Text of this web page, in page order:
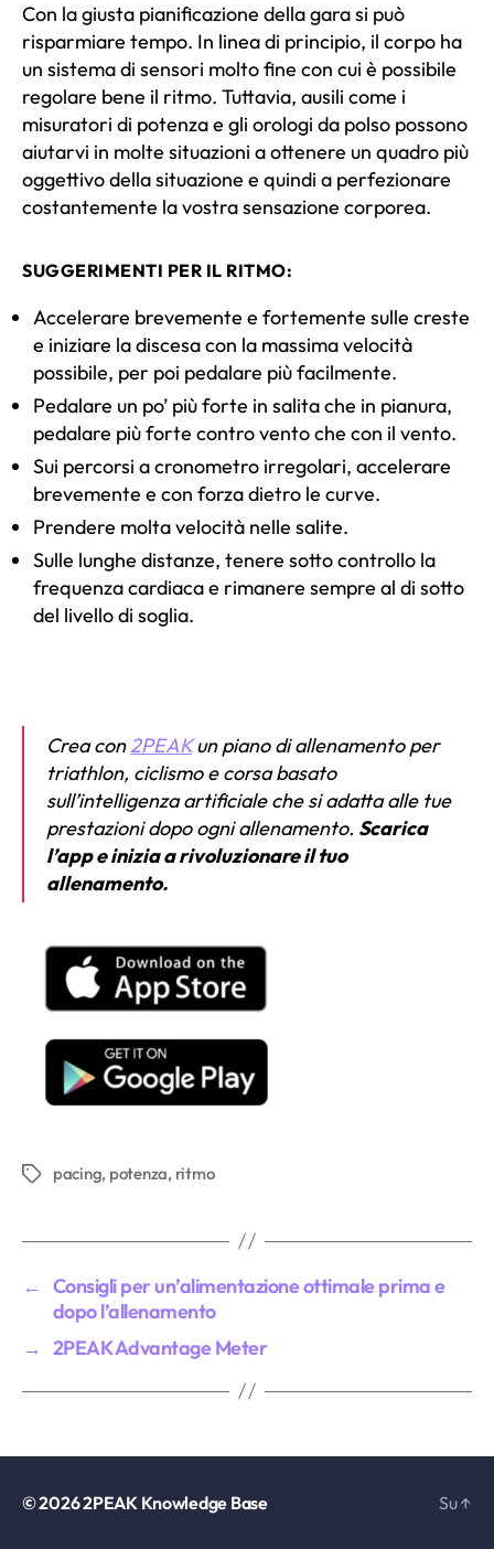
Con la giusta pianificazione della gara si può
risparmiare tempo. In linea di principio, il corpo ha
un sistema di sensori molto fine con cui è possibile
regolare bene il ritmo. Tuttavia, ausili come i
misuratori di potenza e gli orologi da polso possono
aiutarvi in molte situazioni a ottenere un quadro più
oggettivo della situazione e quindi a perfezionare
costantemente la vostra sensazione corporea.
SUGGERIMENTI PER IL RITMO:
Accelerare brevemente e fortemente sulle creste
e iniziare la discesa con la massima velocità
possibile, per poi pedalare più facilmente.
Pedalare un po’ più forte in salita che in pianura,
pedalare più forte contro vento che con il vento.
Sui percorsi a cronometro irregolari, accelerare
brevemente e con forza dietro le curve.
Prendere molta velocità nelle salite.
Sulle lunghe distanze, tenere sotto controllo la
frequenza cardiaca e rimanere sempre al di sotto
del livello di soglia.
Crea con2PEAKun piano di allenamento per
triathlon, ciclismo e corsa basato
sull’intelligenza artificiale che si adatta alle tue
prestazioni dopo ogni allenamento. Scarica
l’app e inizia a rivoluzionare il tuo
allenamento.
Tag pacing, potenza, ritmo
← Consigli per un’alimentazione ottimale prima e
dopo l’allenamento
→ 2PEAK Advantage Meter
© 20262PEAK Knowledge Base Su↑